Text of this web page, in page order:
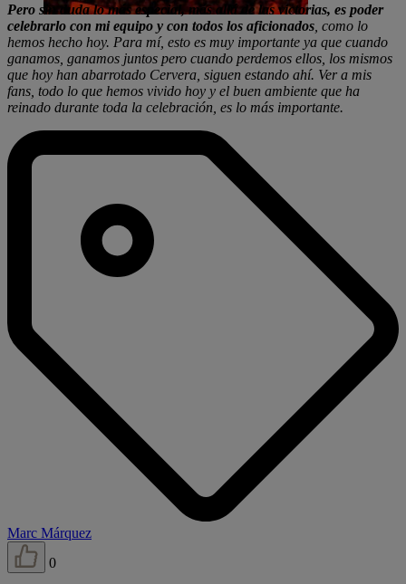
Pero sin duda lo más especial, más allá de las victorias, es poder
celebrarlo con mi equipo y con todos los aficionados , como lo
hemos hecho hoy. Para mí, esto es muy importante ya que cuando
ganamos, ganamos juntos pero cuando perdemos ellos, los mismos
que hoy han abarrotado Cervera, siguen estando ahí. Ver a mis
fans, todo lo que hemos vivido hoy y el buen ambiente que ha
reinado durante toda la celebración, es lo más importante.
Marc Márquez
0